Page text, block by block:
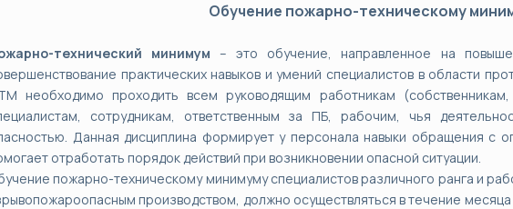
Обучение пожарно-техническому
технический минимум – это обучение, направленное на
практических навыков и умений специалистов в области
необходимо проходить всем руководящим работникам
сотрудникам, ответственным за ПБ, рабочим, чья
Данная дисциплина формирует у персонала навыки обращения с
отработать порядок действий при возникновении опасной ситуации.
пожарно-техническому минимуму специалистов различного ранга и
производством, должно осуществляться в течение